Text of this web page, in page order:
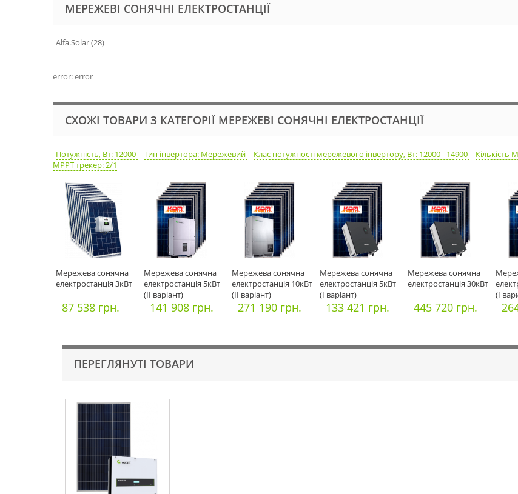
МЕРЕЖЕВІ СОНЯЧНІ ЕЛЕКТРОСТАНЦІЇ
Alfa.Solar (28)
error: error
СХОЖІ ТОВАРИ З КАТЕГОРІЇ МЕРЕЖЕВІ СОНЯЧНІ ЕЛЕКТРОСТАНЦІЇ
Потужність, Вт: 12000 Тип інвертора: Мережевий Клас потужності мережевого інвертору, Вт: 12000 - 14900 Кількість
MPPT трекер: 2/1
Мережева сонячна
електростанція 3кВт
87 538 грн.
Мережева сонячна
електростанція 5кВт
(II варіант)
141 908 грн.
Мережева сонячна
електростанція 10кВт
(II варіант)
271 190 грн.
Мережева сонячна
електростанція 5кВт
(I варіант)
133 421 грн.
Мережева сонячна
електростанція 30кВт
445 720 грн.
(I
ПЕРЕГЛЯНУТІ ТОВАРИ